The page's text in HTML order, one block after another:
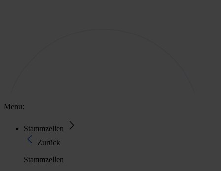
Menu:
Stammzellen
Zurück
Stammzellen